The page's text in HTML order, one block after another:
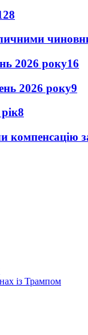
2026 року16
2026 року9
8
компенсацію
із Трампом